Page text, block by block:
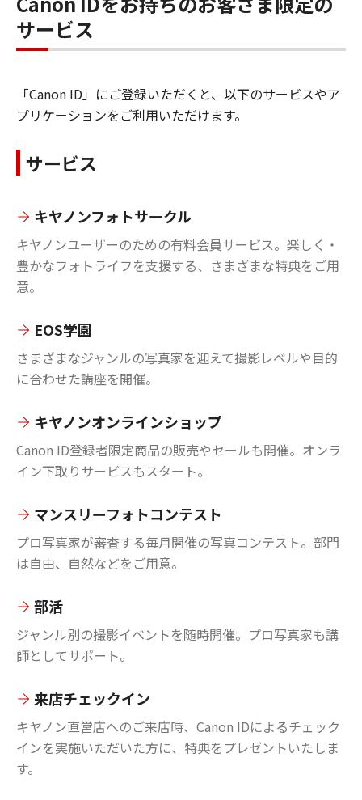
サービス
「Canon ID」にご登録いただくと、以下のサービスやア
プリケーションをご利用いただけます。
サービス
キヤノンフォトサークル
キヤノンユーザーのための有料会員サービス。楽しく・
豊かなフォトライフを支援する、さまざまな特典をご用
意。
EOS学園
さまざまなジャンルの写真家を迎えて撮影レベルや目的
に合わせた講座を開催。
キヤノンオンラインショップ
Canon ID登録者限定商品の販売やセールも開催。オンラ
イン下取りサービスもスタート。
マンスリーフォトコンテスト
プロ写真家が審査する毎月開催の写真コンテスト。部門
は自由、自然などをご用意。
部活
ジャンル別の撮影イベントを随時開催。プロ写真家も講
師としてサポート。
来店チェックイン
キヤノン直営店へのご来店時、Canon IDによるチェック
インを実施いただいた方に、特典をプレゼントいたしま
す。